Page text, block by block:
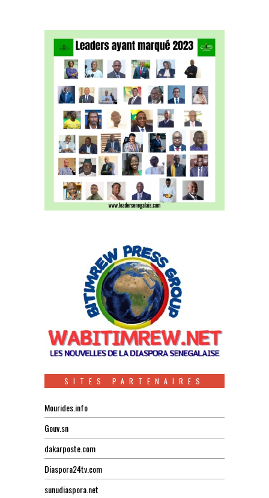
SITES PARTENAIRES
Mourides.info
Gouv.sn
dakarposte.com
Diaspora24tv.com
sunudiaspora.net